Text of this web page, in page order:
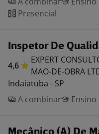
Presencial
Inspetor De
4,6
EXPERT
MAO-DE-OBRA
Indaiatuba - SP
A combinar
Ensino